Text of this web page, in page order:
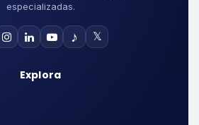
especializadas.
♪ 𝕏
Explora